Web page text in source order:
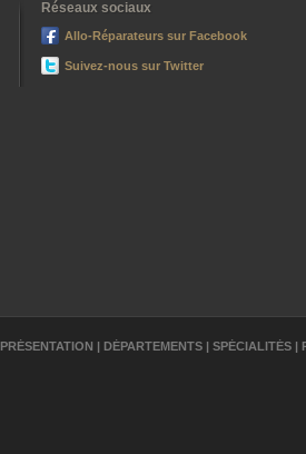
Réseaux sociaux
Allo-Réparateurs sur Facebook
Suivez-nous sur Twitter
PRÉSENTATION | DÉPARTEMENTS | SPÉCIALITÉS |